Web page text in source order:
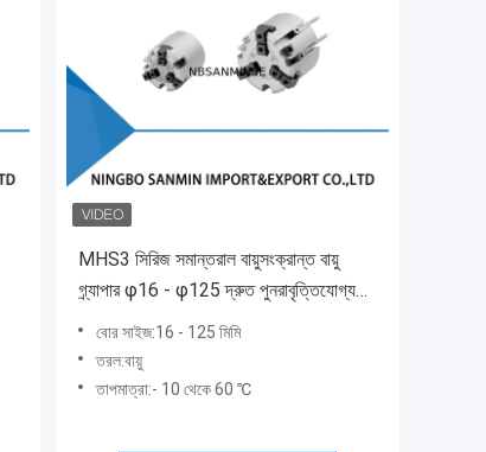
MHS3 সিরিজ সমান্তরাল বায়ুসংক্রান্ত বায়ু
গ্র্যাপার φ16 - φ125 দ্রুত পুনরাবৃত্তিযোগ্যতা
বায়ু সিলিন্ডার
বোর সাইজ:16 - 125 মিমি
তরল:বায়ু
তাপমাত্রা:- 10 থেকে 60 ℃